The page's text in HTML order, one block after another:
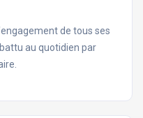
de tous ses
au quotidien par